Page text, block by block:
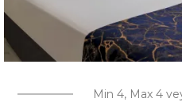
Min 4, Max 4